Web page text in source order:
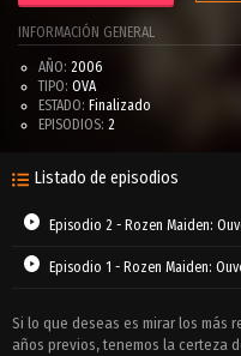
INFORMACIÓN GENERAL
AÑO: 2006
TIPO: OVA
ESTADO: Finalizado
EPISODIOS: 2
Listado de episodios
Episodio 2 - Rozen Maiden:
Episodio 1 - Rozen Maiden:
Si lo que deseas es mirar los más
años previos, tenemos la certeza